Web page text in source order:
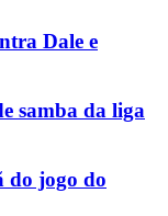
Dale e
samba da liga
do jogo do